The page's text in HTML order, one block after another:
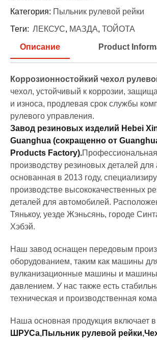
Категория: Пыльник рулевой рейки
Теги: ЛЕКСУС, МАЗДА, ТОЙОТА
Описание Product
Коррозионностойкий чехол
чехол, устойчивый к коррозии,
и износа, продлевая срок службы
рулевого управления.
Завод резиновых изделий Hebei
Guanghua (сокращенно от
Products Factory).
производству резиновых деталей
основанная в 2013 году,
производстве высококачественных
деталей для автомобилей.
Тянькоу, уезде Жэньсянь, городе
Хэбэй.
Наш завод оснащен передовым
оборудованием, таким как машины
вулканизационные машины и машины
давлением. У нас также есть
техническая и производственная
Наша основная продукция включает в
ШРУСа,Пыльник рулевой рейки,